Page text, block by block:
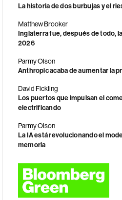
La historia de dos burbujas y el
Matthew Brooker
Inglaterra fue, después de todo,
2026
Parmy Olson
Anthropic acaba de aumentar la
David Fickling
Los puertos que impulsan el
electrificando
Parmy Olson
La IA está revolucionando el
memoria